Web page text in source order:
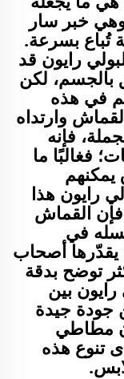
خبر سار
تُباع بسرعة.
رايون قد
بالجسم، لكن
في هذه
وارتداه
فإنه
فغالبًا ما
رايون هذا
القماش
في
يقدّرها أصحاب
توضح بدقة
بين
جودة جيدة
مطاطي
تنوع هذه